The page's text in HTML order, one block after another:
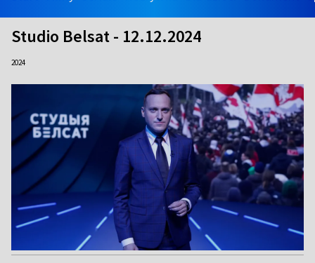
Studio Belsat - 12.12.2024
2024